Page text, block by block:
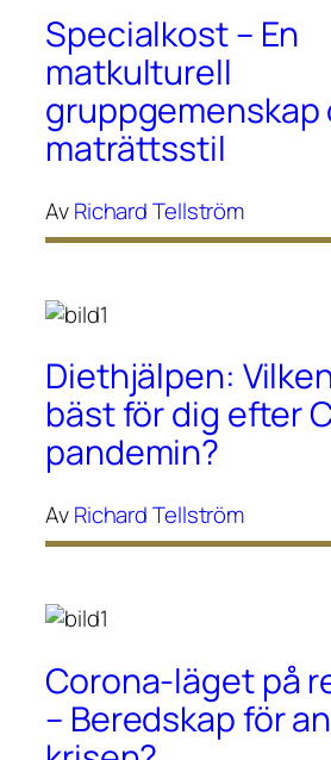
Specialkost – En
matkulturell
gruppgemenskap
maträttsstil
AvRichard Tellström
Diethjälpen:
bäst för dig efter
pandemin?
AvRichard Tellström
Corona-läget på
– Beredskap för